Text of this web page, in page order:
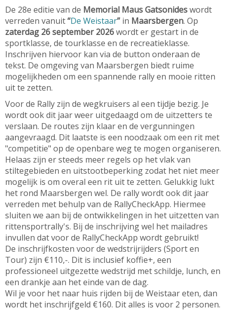
De 28e editie van de Memorial Maus Gatsonideswordt
verreden vanuit“De Weistaar” in Maarsbergen. Op
zaterdag 26 september 2026wordt er gestart in de
sportklasse, de tourklasse en de recreatieklasse.
Inschrijven hiervoor kan via de button onderaan de
tekst. De omgeving van Maarsbergen biedt ruime
mogelijkheden om een spannende rally en mooie ritten
uit te zetten.
Voor de Rally zijn de wegkruisers al een tijdje bezig. Je
wordt ook dit jaar weer uitgedaagd om de uitzetters te
verslaan. De routes zijn klaar en de vergunningen
aangevraagd. Dit laatste is een noodzaak om een rit met
"competitie" op de openbare weg te mogen organiseren.
Helaas zijn er steeds meer regels op het vlak van
stiltegebieden en uitstootbeperking zodat het niet meer
mogelijk is om overal een rit uit te zetten. Gelukkig lukt
het rond Maarsbergen wel. De rally wordt ook dit jaar
verreden met behulp van de RallyCheckApp. Hiermee
sluiten we aan bij de ontwikkelingen in het uitzetten van
rittensportrally's. Bij de inschrijving wel het mailadres
invullen dat voor de RallyCheckApp wordt gebruikt!
De inschrijfkosten voor de wedstrijrijders (Sport en
Tour) zijn €110,-. Dit is inclusief koffie+, een
professioneel uitgezette wedstrijd met schildje, lunch, en
een drankje aan het einde van de dag.
Wil je voor het naar huis rijden bij de Weistaar eten, dan
wordt het inschrijfgeld €160. Dit alles is voor 2 personen.